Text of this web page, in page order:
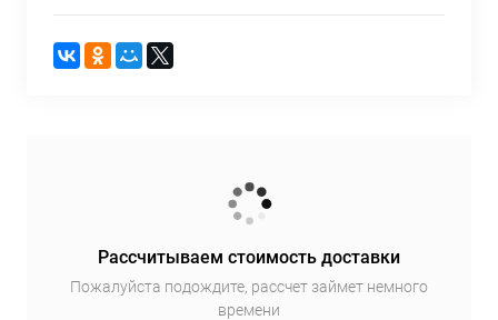
Рассчитываем стоимость доставки
Пожалуйста подождите, рассчет займет немного
времени